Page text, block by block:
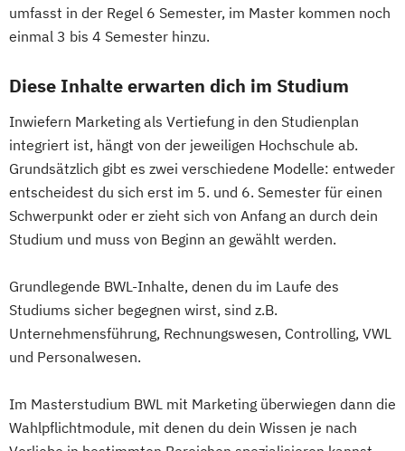
umfasst in der Regel 6 Semester, im Master kommen noch
einmal 3 bis 4 Semester hinzu.
Diese Inhalte erwarten dich im Studium
Inwiefern Marketing als Vertiefung in den Studienplan
integriert ist, hängt von der jeweiligen Hochschule ab.
Grundsätzlich gibt es zwei verschiedene Modelle: entweder
entscheidest du sich erst im 5. und 6. Semester für einen
Schwerpunkt oder er zieht sich von Anfang an durch dein
Studium und muss von Beginn an gewählt werden.
Grundlegende BWL-Inhalte, denen du im Laufe des
Studiums sicher begegnen wirst, sind z.B.
Unternehmensführung, Rechnungswesen, Controlling, VWL
und Personalwesen.
Im Masterstudium BWL mit Marketing überwiegen dann die
Wahlpflichtmodule, mit denen du dein Wissen je nach